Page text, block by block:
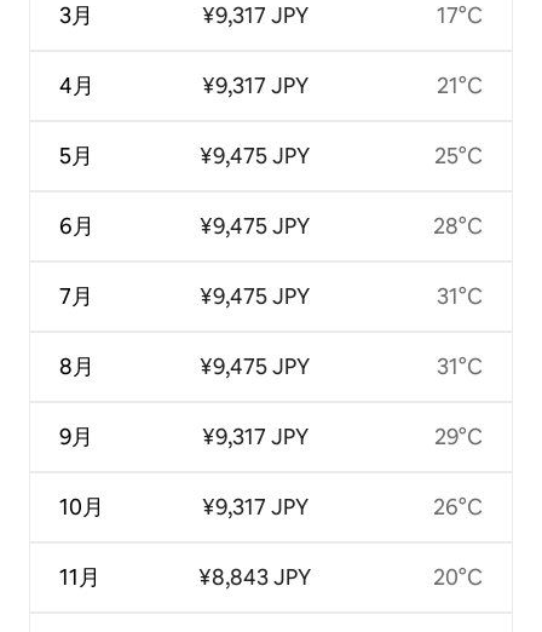
3月
4月
5月
6月
7月
8月
9月
10月
11月
¥9,317 JPY
¥9,317 JPY
¥9,475 JPY
¥9,475 JPY
¥9,475 JPY
¥9,475 JPY
¥9,317 JPY
¥9,317 JPY
¥8,843 JPY
17°C
21°C
25°C
28°C
31°C
31°C
29°C
26°C
20°C